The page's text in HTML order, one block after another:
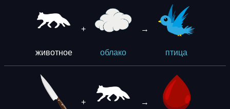
животное
+
облако
→
птица
+ →